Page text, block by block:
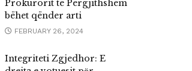
Prokurorit të Përgjithshëm
bëhet qënder arti
FEBRUARY 26, 2024
Integriteti Zgjedhor: E